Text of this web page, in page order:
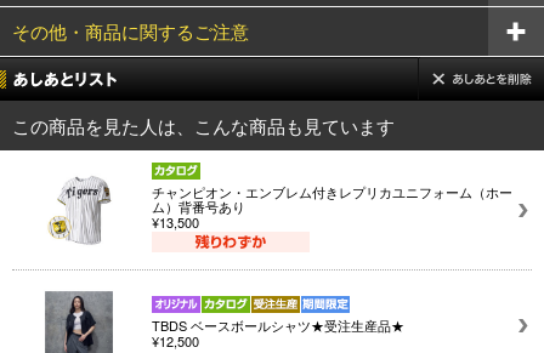
その他・商品に関するご注意
この商品を見た人は、こんな商品も見ています
チャンピオン・エンブレム付きレプリカユニフォーム（ホー
ム）背番号あり
¥13,500
TBDS ベースボールシャツ★受注生産品★
¥12,500